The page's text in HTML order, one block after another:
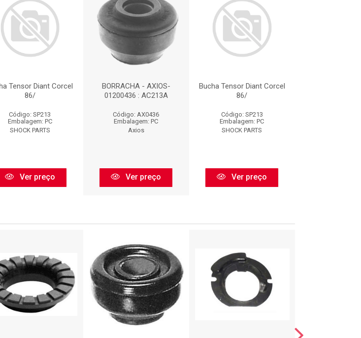
Tensor Diant Corcel
86/
Código: SP213
Embalagem: PC
SHOCK PARTS
Ver preço
BORRACHA - AXIOS-
01200436 : AC213A
Código: AX0436
Embalagem: PC
Axios
Ver preço
Bucha Tensor Diant Corcel
86/
Código: SP213
Embalagem: PC
SHOCK PARTS
Ver preço